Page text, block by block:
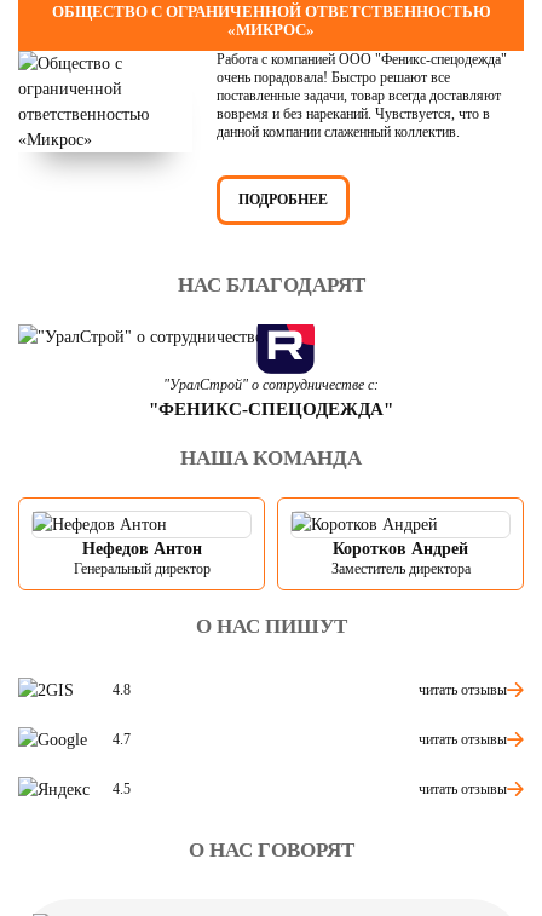
ОБЩЕСТВО С ОГРАНИЧЕННОЙ ОТВЕТСТВЕННОСТЬЮ
«МИКРОС»
Работа с компанией ООО "Феникс-спецодежда"
очень порадовала! Быстро решают все
поставленные задачи, товар всегда доставляют
вовремя и без нареканий. Чувствуется, что в
данной компании слаженный коллектив.
ПОДРОБНЕЕ
НАС БЛАГОДАРЯТ
"УралСтрой" о сотрудничестве с:
"ФЕНИКС-СПЕЦОДЕЖДА"
НАША КОМАНДА
Нефедов Антон
Генеральный директор
Коротков Андрей
Заместитель директора
О НАС ПИШУТ
4.8 читать отзывы
4.7 читать отзывы
4.5 читать отзывы
О НАС ГОВОРЯТ